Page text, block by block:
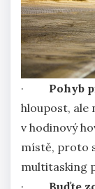
· Pohyb
hloupost, ale
v hodinový
místě, proto
multitasking